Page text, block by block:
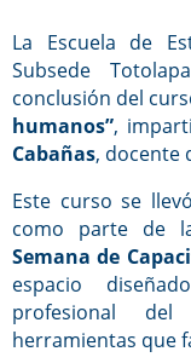
La Escuela de
Subsede
conclusión del
humanos”,
Cabañas, docente
Este curso se
como parte de
Semana de
espacio
profesional
herramientas que